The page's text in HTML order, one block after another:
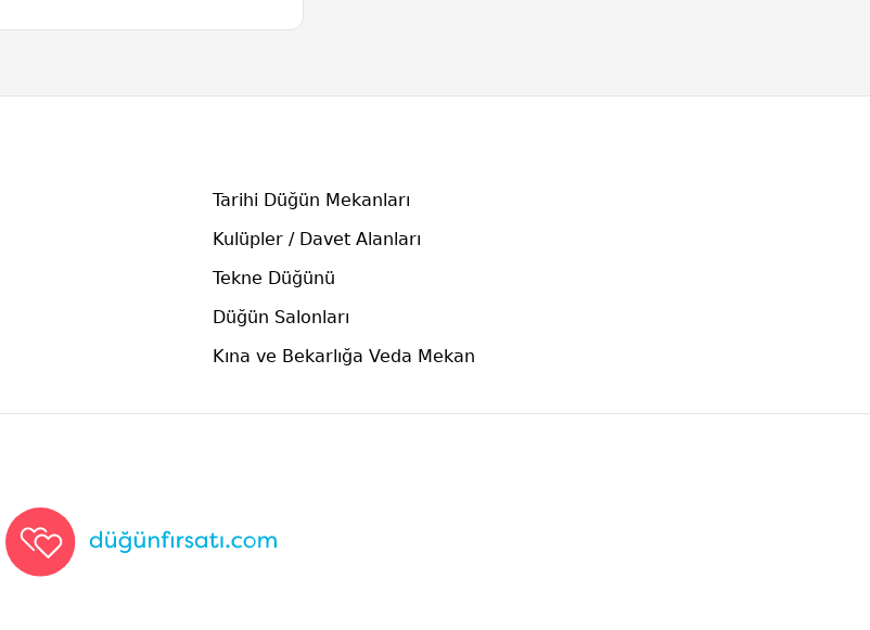
Tarihi Düğün Mekanları
Kulüpler / Davet Alanları
Tekne Düğünü
Düğün Salonları
Kına ve Bekarlığa Veda Mekan